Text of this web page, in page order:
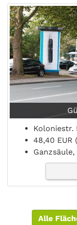
Koloniestr.
48,40 EUR
Alle